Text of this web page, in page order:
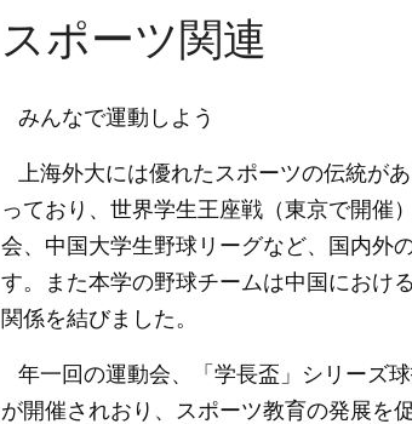
スポーツ関連
みんなで運動しよう
上海外大には優れたスポーツの伝統が
っており、世界学生王座戦（東京で開催
会、中国大学生野球リーグなど、国内外
す。また本学の野球チームは中国におけ
関係を結びました。
年一回の運動会、「学長盃」シリーズ
が開催されおり、スポーツ教育の発展を